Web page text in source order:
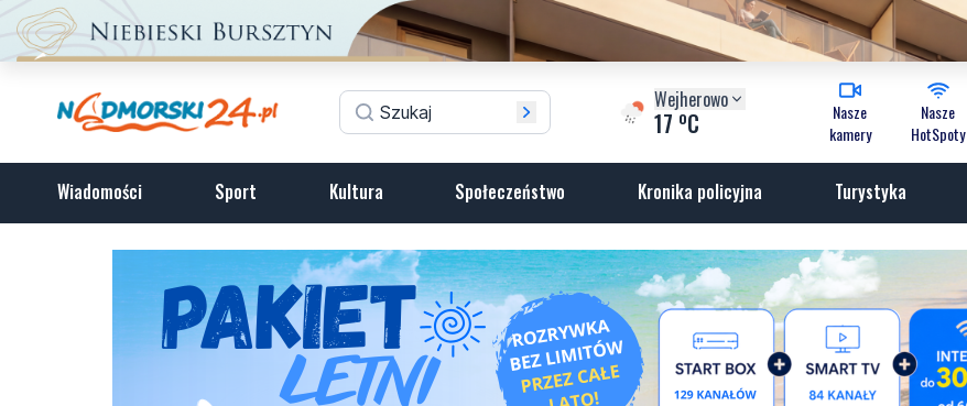
Wejherowo
17 oC
Nasze
kamery
Nasze
HotSpoty
Wiadomości Sport Kultura Społeczeństwo Kronika policyjna Turystyka